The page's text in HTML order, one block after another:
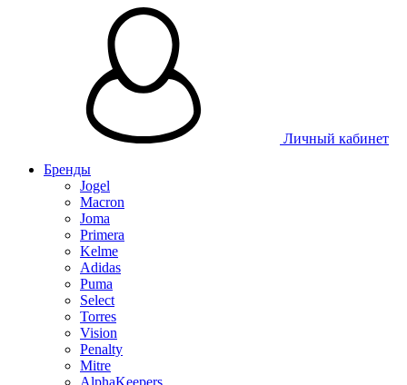
Личный кабинет
Бренды
Jogel
Macron
Joma
Primera
Kelme
Adidas
Puma
Select
Torres
Vision
Penalty
Mitre
AlphaKeepers